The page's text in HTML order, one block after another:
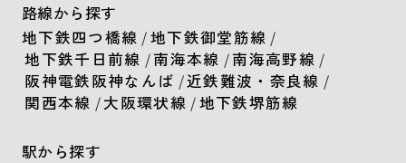
路線から探す
地下鉄四つ橋線 /地下鉄御堂筋線 /
地下鉄千日前線 /南海本線 /南海高野線 /
阪神電鉄阪神なんば /近鉄難波・奈良線 /
関西本線 /大阪環状線 /地下鉄堺筋線
駅から探す